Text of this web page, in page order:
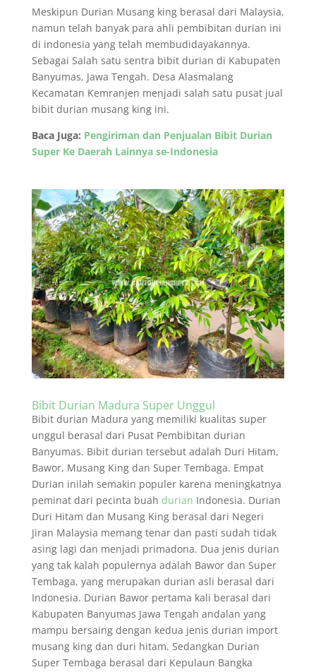
Meskipun Durian Musang king berasal dari Malaysia,
namun telah banyak para ahli pembibitan durian ini
di indonesia yang telah membudidayakannya.
Sebagai Salah satu sentra bibit durian di Kabupaten
Banyumas, Jawa Tengah. Desa Alasmalang
Kecamatan Kemranjen menjadi salah satu pusat jual
bibit durian musang king ini.
Baca Juga: Pengiriman dan Penjualan Bibit Durian
Super Ke Daerah Lainnya se-Indonesia
Bibit Durian Madura Super Unggul
Bibit durian Madura yang memiliki kualitas super
unggul berasal dari Pusat Pembibitan durian
Banyumas. Bibit durian tersebut adalah Duri Hitam,
Bawor, Musang King dan Super Tembaga. Empat
Durian inilah semakin populer karena meningkatnya
peminat dari pecinta buah durian Indonesia. Durian
Duri Hitam dan Musang King berasal dari Negeri
Jiran Malaysia memang tenar dan pasti sudah tidak
asing lagi dan menjadi primadona. Dua jenis durian
yang tak kalah populernya adalah Bawor dan Super
Tembaga, yang merupakan durian asli berasal dari
Indonesia. Durian Bawor pertama kali berasal dari
Kabupaten Banyumas Jawa Tengah andalan yang
mampu bersaing dengan kedua jenis durian import
musang king dan duri hitam. Sedangkan Durian
Super Tembaga berasal dari Kepulaun Bangka